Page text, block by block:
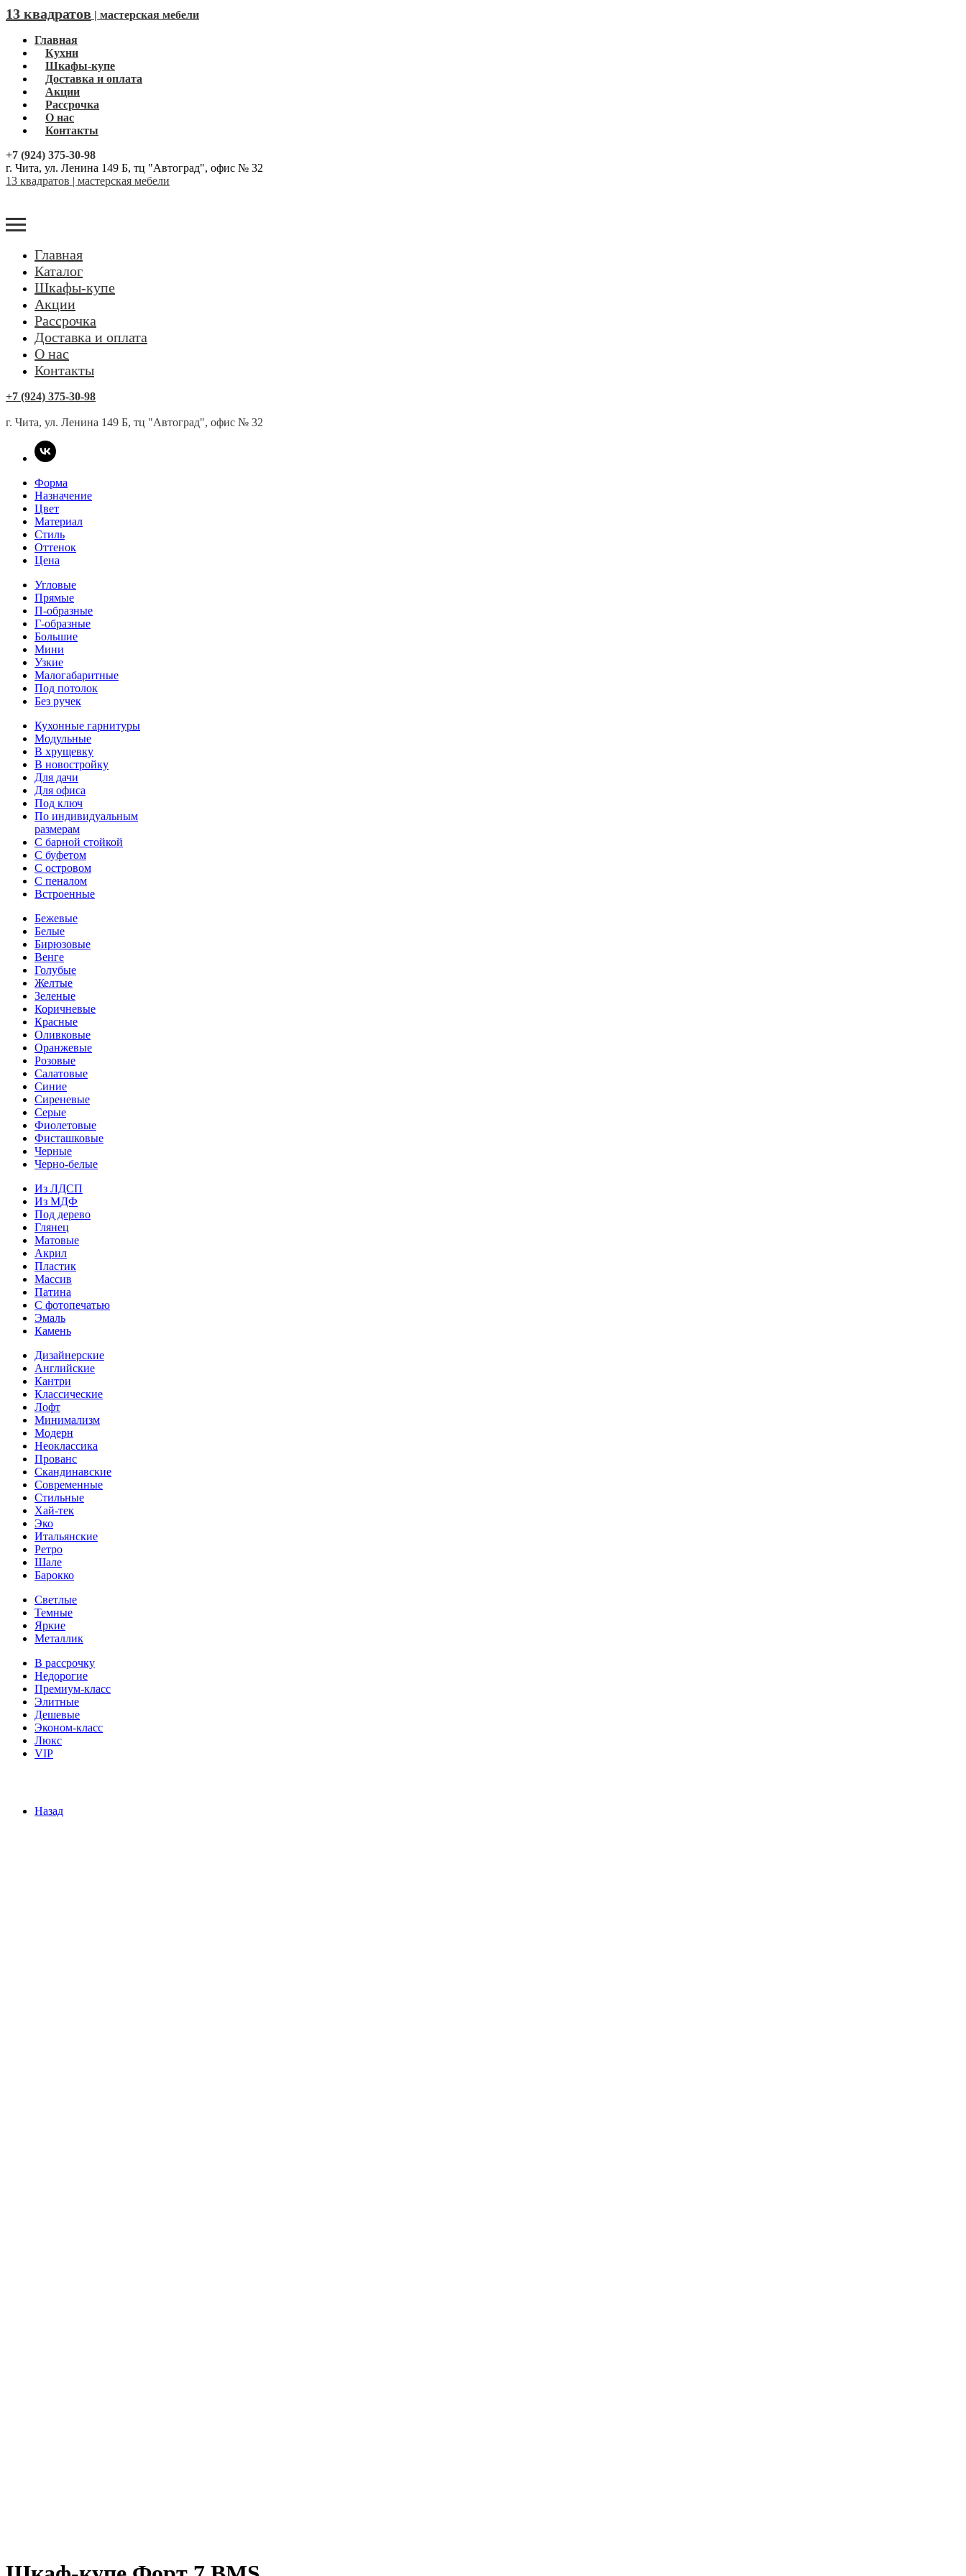
13 квадратов | мастерская мебели
Главная
Кухни
Шкафы-купе
Доставка и оплата
Акции
Рассрочка
О нас
Контакты
+7 (924) 375-30-98
г. Чита, ул. Ленина 149 Б, тц "Автоград", офис № 32
13 квадратов | мастерская мебели
Главная
Каталог
Шкафы-купе
Акции
Рассрочка
Доставка и оплата
О нас
Контакты
+7 (924) 375-30-98
г. Чита, ул. Ленина 149 Б, тц "Автоград", офис № 32
Форма
Назначение
Цвет
Материал
Стиль
Оттенок
Цена
Угловые
Прямые
П-образные
Г-образные
Большие
Мини
Узкие
Малогабаритные
Под потолок
Без ручек
Кухонные гарнитуры
Модульные
В хрущевку
В новостройку
Для дачи
Для офиса
Под ключ
По индивидуальным
размерам
С барной стойкой
С буфетом
С островом
С пеналом
Встроенные
Бежевые
Белые
Бирюзовые
Венге
Голубые
Желтые
Зеленые
Коричневые
Красные
Оливковые
Оранжевые
Розовые
Салатовые
Синие
Сиреневые
Серые
Фиолетовые
Фисташковые
Черные
Черно-белые
Из ЛДСП
Из МДФ
Под дерево
Глянец
Матовые
Акрил
Пластик
Массив
Патина
С фотопечатью
Эмаль
Камень
Дизайнерские
Английские
Кантри
Классические
Лофт
Минимализм
Модерн
Неоклассика
Прованс
Скандинавские
Современные
Стильные
Хай-тек
Эко
Итальянские
Ретро
Шале
Барокко
Светлые
Темные
Яркие
Металлик
В рассрочку
Недорогие
Премиум-класс
Элитные
Дешевые
Эконом-класс
Люкс
VIP
Назад